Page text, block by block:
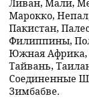
Марокко,
Пакистан,
Филиппины,
Южная
Тайвань,
Соединенные
Зимбабве.